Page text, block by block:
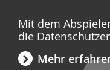
Gebärdensprache
wird
angezeigt.
Mit dem
die
Mehr